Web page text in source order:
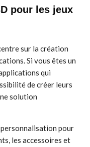
pour les jeux
sur la création
Si vous êtes un
qui
de créer leurs
solution
pour
les accessoires et